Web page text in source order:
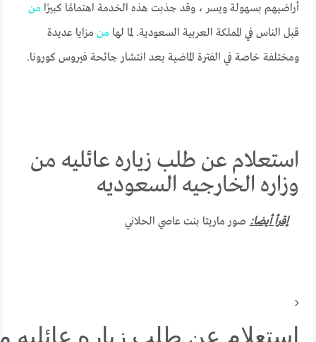
أراضيهم بسهولة ويسر ، وقد جذبت هذه الخدمة اهتمامًا كبيرًا من
قبل الناس في المملكة العربية السعودية. لما لها من مزايا عديدة
ومختلفة خاصة في الفترة الماضية بعد انتشار جائحة فيروس كورونا.
استعلام عن طلب زياره عائليه من
وزاره الخارجيه السعوديه
إقرأ أيضا: صور ماريتا بنت عاصي الحلاني
استعلام عن طلب زياره عائليه